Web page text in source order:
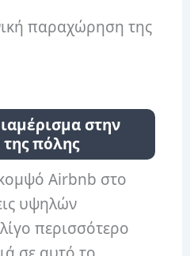
παραχώρηση της
στην
πόλης
Airbnb στο
υψηλών
περισσότερο